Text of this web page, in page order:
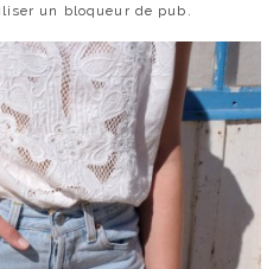
un bloqueur de pub.